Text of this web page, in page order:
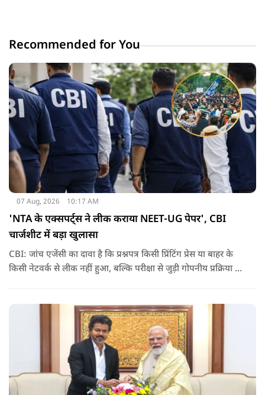
Recommended for You
07 Aug, 2026 10:17 AM
'NTA के एक्सपर्ट्स ने लीक कराया NEET-UG पेपर', CBI
चार्जशीट में बड़ा खुलासा
CBI: जांच एजेंसी का दावा है कि प्रश्नपत्र किसी प्रिंटिंग प्रेस या बाहर के
किसी नेटवर्क से लीक नहीं हुआ, बल्कि परीक्षा से जुड़ी गोपनीय प्रक्रिया में